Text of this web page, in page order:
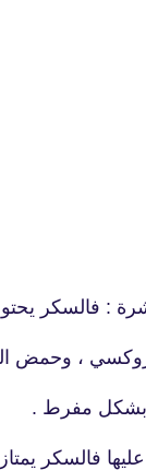
: فالسكر
، وحمض
بشكل مفرط .
فالسكر